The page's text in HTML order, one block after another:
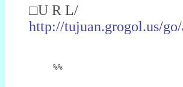
□U R L/
http://tujuan.grogol.us/
%%